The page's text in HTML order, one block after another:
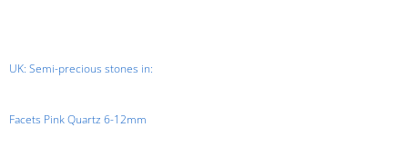
UK: Semi-precious stones in:
Facets Pink Quartz 6-12mm